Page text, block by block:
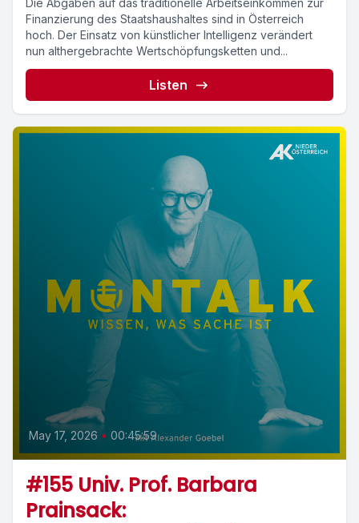
Die Abgaben auf das traditionelle Arbeitseinkommen zur
Finanzierung des Staatshaushaltes sind in Österreich
hoch. Der Einsatz von künstlicher Intelligenz verändert
nun althergebrachte Wertschöpfungsketten und...
Listen
May 17, 2026 • 00:45:59
#155 Univ. Prof. Barbara
Prainsack: